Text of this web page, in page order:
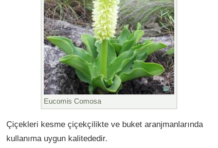
Eucomis Comosa
Çiçekleri kesme çiçekçilikte ve buket aranjmanlarında
kullanıma uygun kalitededir.